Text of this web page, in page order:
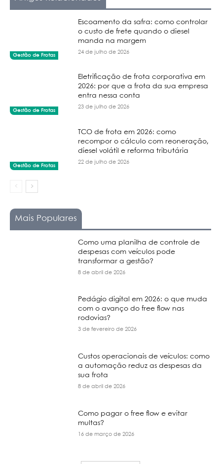
Gestão de Frotas
Escoamento da safra: como controlar
o custo de frete quando o diesel
manda na margem
24 de julho de 2026
Gestão de Frotas
Eletrificação de frota corporativa em
2026: por que a frota da sua empresa
entra nessa conta
23 de julho de 2026
Gestão de Frotas
TCO de frota em 2026: como
recompor o cálculo com reoneração,
diesel volátil e reforma tributária
22 de julho de 2026
Mais Populares
Como uma planilha de controle de
despesas com veículos pode
transformar a gestão?
8 de abril de 2026
Pedágio digital em 2026: o que muda
com o avanço do free flow nas
rodovias?
3 de fevereiro de 2026
Custos operacionais de veículos: como
a automação reduz as despesas da
sua frota
8 de abril de 2026
Como pagar o free flow e evitar
multas?
16 de março de 2026